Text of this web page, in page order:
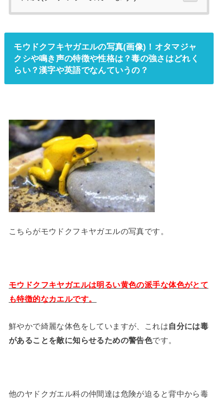
モウドクフキヤガエルの写真(画像)！オタマジャ
クシや鳴き声の特徴や性格は？毒の強さはどれく
らい？漢字や英語でなんていうの？
こちらがモウドクフキヤガエルの写真です。
モウドクフキヤガエルは明るい黄色の派手な体色がとて
も特徴的なカエルです。
鮮やかで綺麗な体色をしていますが、これは自分には毒
があることを敵に知らせるための警告色です。
他のヤドクガエル科の仲間達は危険が迫ると背中から毒